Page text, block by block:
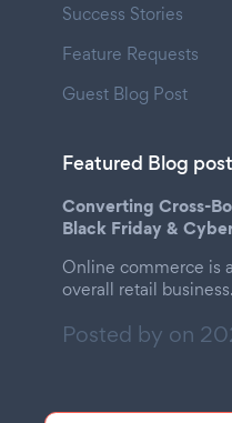
Success Stories
Feature Requests
Guest Blog Post
Featured Blog post
Converting Cross-
Black Friday &
Online commerce is
overall retail business.
Posted by on